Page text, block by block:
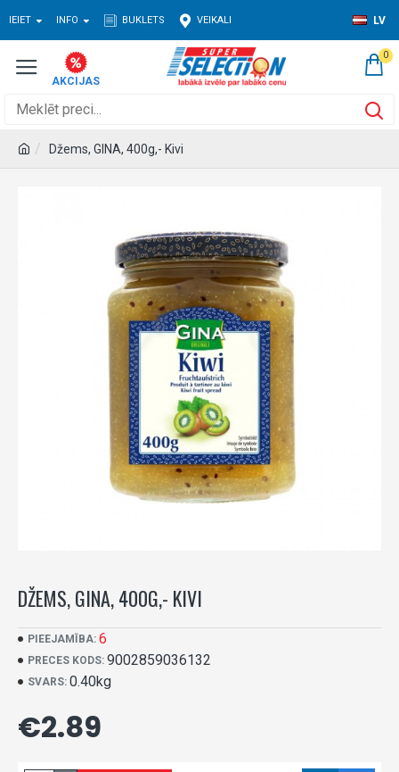
IEIET INFO BUKLETS VEIKALI LV
0
Džems, GINA, 400g,- Kivi
DŽEMS, GINA, 400G,- KIVI
PIEEJAMĪBA: 6
PRECES KODS: 9002859036132
SVARS: 0.40kg
€2.89